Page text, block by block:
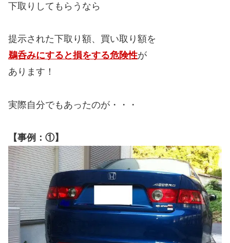
下取りしてもらうなら
提示された下取り額、買い取り額を
鵜呑みにすると損をする危険性が
あります！
実際自分でもあったのが・・・
【事例：①】